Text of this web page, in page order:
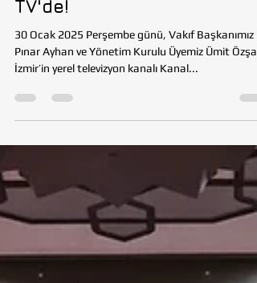
Tohumluk Vakfı, Kanal İzmir
TV'de!
30 Ocak 2025 Perşembe günü, Vakıf Başkanımız
İzmir’in yerel televizyon kanalı Kanal...